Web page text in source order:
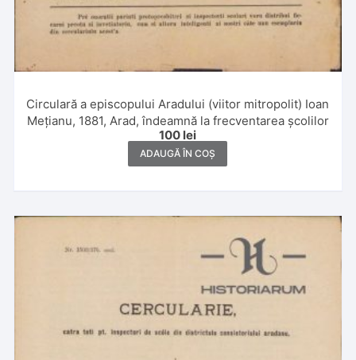
Circulară a episcopului Aradului (viitor mitropolit) Ioan
Mețianu, 1881, Arad, îndeamnă la frecventarea școlilor
100 lei
ADAUGĂ ÎN COȘ